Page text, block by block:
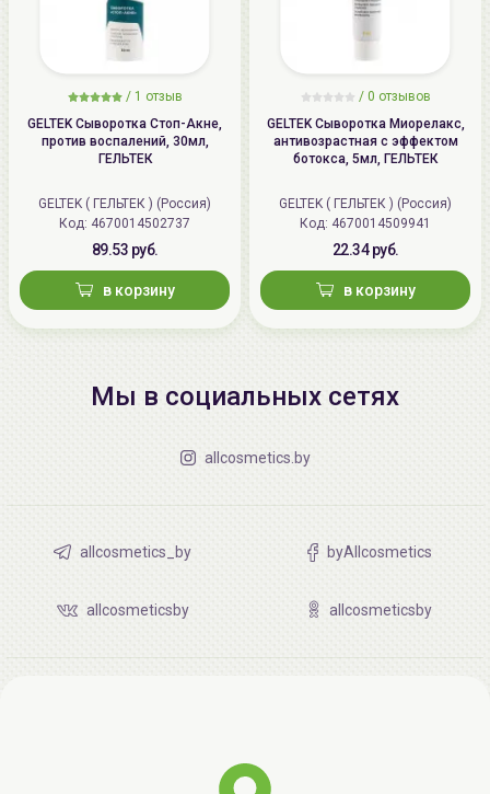
/ 1 отзыв
GELTEK Сыворотка Стоп-Акне,
против воспалений, 30мл,
ГЕЛЬТЕК
GELTEK ( ГЕЛЬТЕК ) (Россия)
Код: 4670014502737
89.53 руб.
в корзину
/ 0 отзывов
GELTEK Сыворотка Миорелакс,
антивозрастная с эффектом
ботокса, 5мл, ГЕЛЬТЕК
GELTEK ( ГЕЛЬТЕК ) (Россия)
Код: 4670014509941
22.34 руб.
в корзину
Мы в социальных сетях
allcosmetics.by
allcosmetics_by byAllcosmetics
allcosmeticsby allcosmeticsby